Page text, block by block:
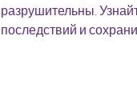
разрушительны.
последствий и